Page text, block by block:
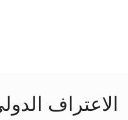
الاعتراف